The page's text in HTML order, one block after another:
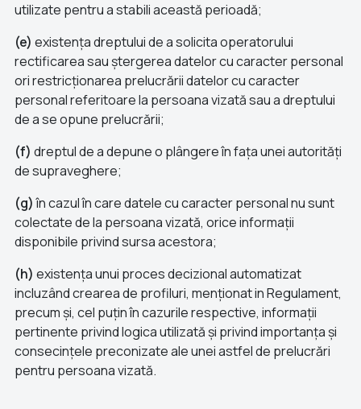
utilizate pentru a stabili această perioadă;
(e) existența dreptului de a solicita operatorului
rectificarea sau ștergerea datelor cu caracter personal
ori restricționarea prelucrării datelor cu caracter
personal referitoare la persoana vizată sau a dreptului
de a se opune prelucrării;
(f) dreptul de a depune o plângere în fața unei autorități
de supraveghere;
(g)în cazul în care datele cu caracter personal nu sunt
colectate de la persoana vizată, orice informații
disponibile privind sursa acestora;
(h) existența unui proces decizional automatizat
incluzând crearea de profiluri, menționat in Regulament,
precum și, cel puțin în cazurile respective, informații
pertinente privind logica utilizată și privind importanța și
consecințele preconizate ale unei astfel de prelucrări
pentru persoana vizată.